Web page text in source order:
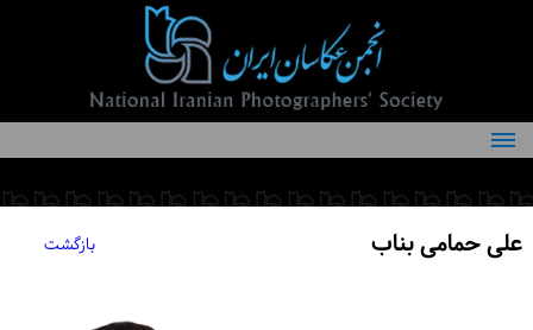
درباره انجمن
کمیته‌های انجمن
علی حمامی بناب بازگشت